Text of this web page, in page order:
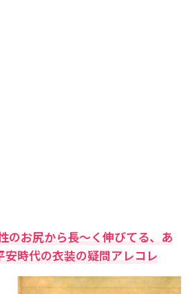
のお尻から長〜く伸びてる、あ
安時代の衣装の疑問アレコレ